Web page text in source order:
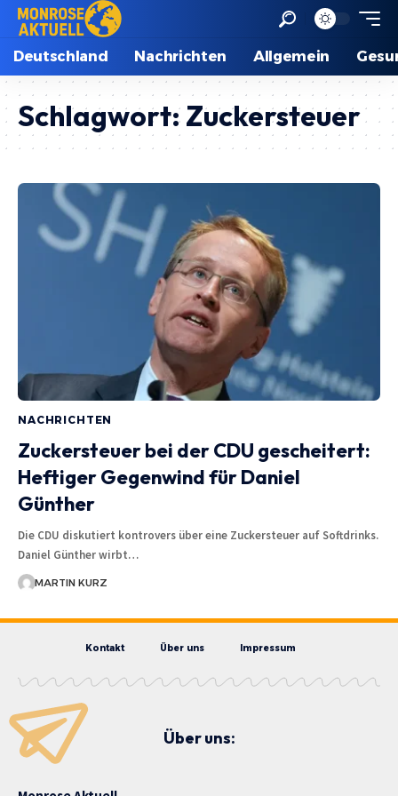
Deutschland Nachrichten Allgemein
Schlagwort:Zuckersteuer
NACHRICHTEN
Zuckersteuer bei der CDU gescheitert:
Heftiger Gegenwind für Daniel
Günther
Die CDU diskutiert kontrovers über eine Zuckersteuer auf Softdrinks.
Daniel Günther wirbt…
MARTIN KURZ
Kontakt Über uns Impressum
Über uns: